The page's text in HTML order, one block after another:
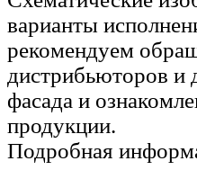
варианты
рекомендуем
дистрибьюторов и
фасада и
продукции.
Подробная